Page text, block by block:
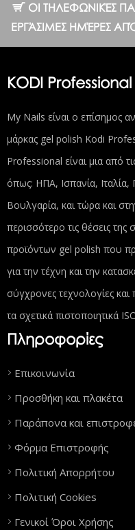
ΟΙ ΤΗΛΕΦΩΝΙΚΈΣ
ΕΡΓΆΣΙΜΕΣ ΗΜΈΡΕΣ
KODI
My Nails είναι ο επίσημος
μάρκας gel polish Kodi
Professional είναι μια από
όπως: ΗΠΑ, Ισπανία,
Βουλγαρία, και τώρα και
περισσότερο τις θέσεις
προϊόντων gel polish που
για την τέχνη και την
σύγχρονες τεχνολογίες
τα σχετικά πιστοποιητικά
Πληροφορίες
Επικοινωνία
Προσθήκη και πλακέτα
Παράπονα και
Φόρμα Επιστροφής
Πολιτική Απορρήτου
Πολιτική Cookies
Γενικοί Όροι Χρήσης